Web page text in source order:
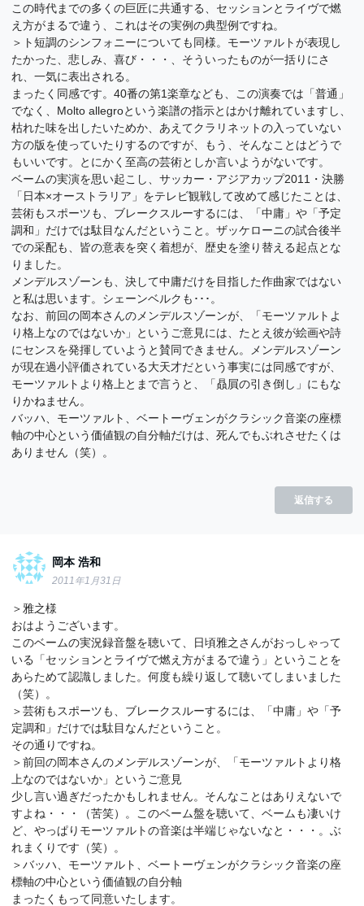
この時代までの多くの巨匠に共通する、セッションとライヴで燃
え方がまるで違う、これはその実例の典型例ですね。
＞ト短調のシンフォニーについても同様。モーツァルトが表現し
たかった、悲しみ、喜び・・・、そういったものが一括りにさ
れ、一気に表出される。
まったく同感です。40番の第1楽章なども、この演奏では「普通」
でなく、Molto allegroという楽譜の指示とはかけ離れていますし、
枯れた味を出したいためか、あえてクラリネットの入っていない
方の版を使っていたりするのですが、もう、そんなことはどうで
もいいです。とにかく至高の芸術としか言いようがないです。
ベームの実演を思い起こし、サッカー・アジアカップ2011・決勝
「日本×オーストラリア」をテレビ観戦して改めて感じたことは、
芸術もスポーツも、ブレークスルーするには、「中庸」や「予定
調和」だけでは駄目なんだということ。ザッケローニの試合後半
での采配も、皆の意表を突く着想が、歴史を塗り替える起点とな
りました。
メンデルスゾーンも、決して中庸だけを目指した作曲家ではない
と私は思います。シェーンベルクも･･･。
なお、前回の岡本さんのメンデルスゾーンが、「モーツァルトよ
り格上なのではないか」というご意見には、たとえ彼が絵画や詩
にセンスを発揮していようと賛同できません。メンデルスゾーン
が現在過小評価されている大天才だという事実には同感ですが、
モーツァルトより格上とまで言うと、「贔屓の引き倒し」にもな
りかねません。
バッハ、モーツァルト、ベートーヴェンがクラシック音楽の座標
軸の中心という価値観の自分軸だけは、死んでもぶれさせたくは
ありません（笑）。
返信する
岡本 浩和
2011年1月31日
＞雅之様
おはようございます。
このベームの実況録音盤を聴いて、日頃雅之さんがおっしゃって
いる「セッションとライヴで燃え方がまるで違う」ということを
あらためて認識しました。何度も繰り返して聴いてしまいました
（笑）。
＞芸術もスポーツも、ブレークスルーするには、「中庸」や「予
定調和」だけでは駄目なんだということ。
その通りですね。
＞前回の岡本さんのメンデルスゾーンが、「モーツァルトより格
上なのではないか」というご意見
少し言い過ぎだったかもしれません。そんなことはありえないで
すよね・・・（苦笑）。このベーム盤を聴いて、ベームも凄いけ
ど、やっぱりモーツァルトの音楽は半端じゃないなと・・・。ぶ
れまくりです（笑）。
＞バッハ、モーツァルト、ベートーヴェンがクラシック音楽の座
標軸の中心という価値観の自分軸
まったくもって同意いたします。